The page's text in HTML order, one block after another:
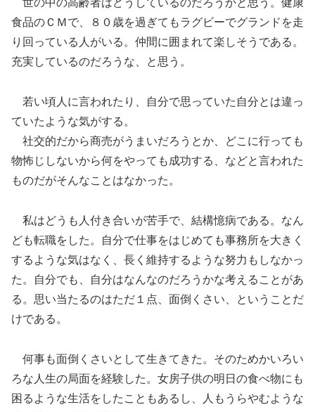
世の中の高齢者はどうしているのだろうかと思う。健康
食品のＣＭで、８０歳を過ぎてもラグビーでグランドを走
り回っている人がいる。仲間に囲まれて楽しそうである。
充実しているのだろうな、と思う。
若い頃人に言われたり、自分で思っていた自分とは違っ
ていたような気がする。
社交的だから商売がうまいだろうとか、どこに行っても
物怖じしないから何をやっても成功する、などと言われた
ものだがそんなことはなかった。
私はどうも人付き合いが苦手で、結構憶病である。なん
ども転職をした。自分で仕事をはじめても事務所を大きく
するような気はなく、長く維持するような努力もしなかっ
た。自分でも、自分はなんなのだろうかな考えることがあ
る。思い当たるのはただ１点、面倒くさい、ということだ
けである。
何事も面倒くさいとして生きてきた。そのためかいろい
ろな人生の局面を経験した。女房子供の明日の食べ物にも
困るような生活をしたこともあるし、人もうらやむような